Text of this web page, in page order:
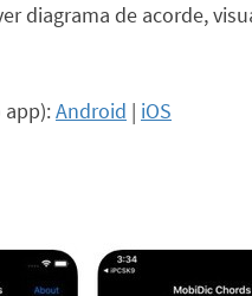
diagrama de acorde,
app):Android | iOS